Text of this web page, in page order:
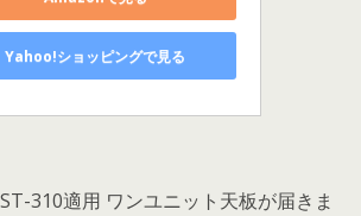
Yahoo!ショッピングで見る
310適用 ワンユニット天板が届きま